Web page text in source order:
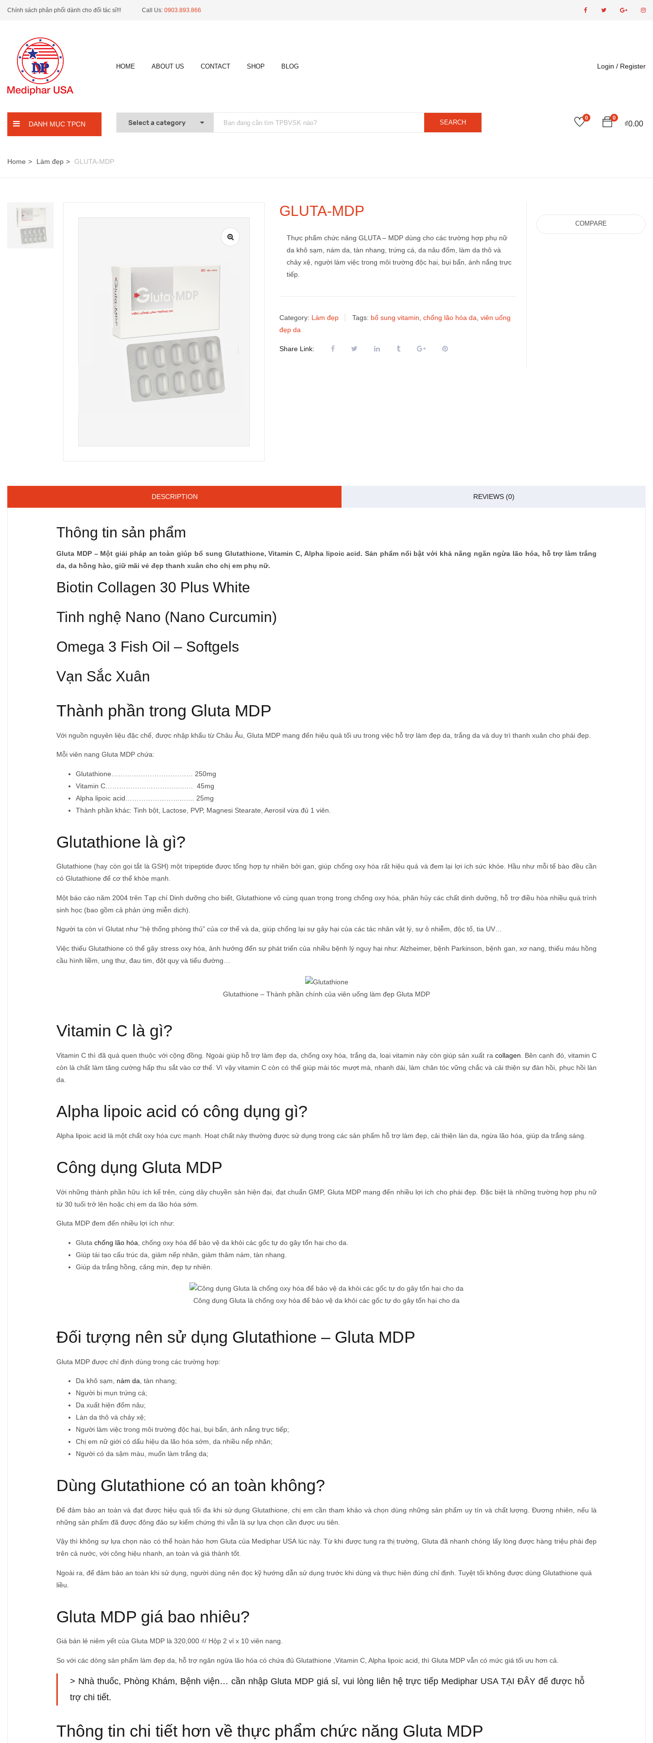
Chính sách phân phối dành cho đối tác sỉ!!! Call Us: 0903.893.866
HOME ABOUT US CONTACT SHOP BLOG Login / Register
DANH MỤC TPCN SEARCH
0
₫0.00
0
Home Làm đẹp GLUTA-MDP
GLUTA-MDP
Thực phẩm chức năng GLUTA – MDP dùng cho các trường hợp phụ nữ
da khô sạm, nám da, tàn nhang, trứng cá, da nâu đốm, làm da thô và
chảy xệ, người làm việc trong môi trường độc hại, bụi bẩn, ánh nắng trực
tiếp.
Category: Làm đẹp Tags: bổ sung vitamin, chống lão hóa da, viên uống
đẹp da
Share Link:
COMPARE
DESCRIPTION REVIEWS (0)
Thông tin sản phẩm
Gluta MDP – Một giải pháp an toàn giúp bổ sung Glutathione, Vitamin C, Alpha lipoic acid. Sản phẩm nổi bật với khả năng ngăn ngừa lão hóa, hỗ trợ làm trắng
da, da hồng hào, giữ mãi vẻ đẹp thanh xuân cho chị em phụ nữ.
Biotin Collagen 30 Plus White
Tinh nghệ Nano (Nano Curcumin)
Omega 3 Fish Oil – Softgels
Vạn Sắc Xuân
Thành phần trong Gluta MDP
Với nguồn nguyên liệu đặc chế, được nhập khẩu từ Châu Âu, Gluta MDP mang đến hiệu quả tối ưu trong việc hỗ trợ làm đẹp da, trắng da và duy trì thanh xuân cho phái đẹp.
Mỗi viên nang Gluta MDP chứa:
Glutathione……………………………… 250mg
Vitamin C……………………………..…. 45mg
Alpha lipoic acid……………………..….. 25mg
Thành phần khác: Tinh bột, Lactose, PVP, Magnesi Stearate, Aerosil vừa đủ 1 viên.
Glutathione là gì?
Glutathione (hay còn gọi tắt là GSH) một tripeptide được tổng hợp tự nhiên bởi gan, giúp chống oxy hóa rất hiệu quả và đem lại lợi ích sức khỏe. Hầu như mỗi tế bào đều cần
có Glutathione để cơ thể khỏe mạnh.
Một báo cáo năm 2004 trên Tạp chí Dinh dưỡng cho biết, Glutathione vô cùng quan trọng trong chống oxy hóa, phân hủy các chất dinh dưỡng, hỗ trợ điều hòa nhiều quá trình
sinh học (bao gồm cả phản ứng miễn dịch).
Người ta còn ví Glutat như “hệ thống phòng thủ” của cơ thể và da, giúp chống lại sự gây hại của các tác nhân vật lý, sự ô nhiễm, độc tố, tia UV…
Việc thiếu Glutathione có thể gây stress oxy hóa, ảnh hưởng đến sự phát triển của nhiều bệnh lý nguy hại như: Alzheimer, bệnh Parkinson, bệnh gan, xơ nang, thiếu máu hồng
cầu hình liềm, ung thư, đau tim, đột quỵ và tiểu đường…
Glutathione – Thành phần chính của viên uống làm đẹp Gluta MDP
Vitamin C là gì?
Vitamin C thì đã quá quen thuộc với cộng đồng. Ngoài giúp hỗ trợ làm đẹp da, chống oxy hóa, trắng da, loại vitamin này còn giúp sản xuất ra collagen . Bên cạnh đó, vitamin C
còn là chất làm tăng cường hấp thu sắt vào cơ thể. Vì vậy vitamin C còn có thể giúp mái tóc mượt mà, nhanh dài, làm chân tóc vững chắc và cải thiện sự đàn hồi, phục hồi làn
da.
Alpha lipoic acid có công dụng gì?
Alpha lipoic acid là một chất oxy hóa cực mạnh. Hoạt chất này thường được sử dụng trong các sản phẩm hỗ trợ làm đẹp, cải thiện làn da, ngừa lão hóa, giúp da trắng sáng.
Công dụng Gluta MDP
Với những thành phần hữu ích kể trên, cùng dây chuyền sản hiện đại, đạt chuẩn GMP, Gluta MDP mang đến nhiều lợi ích cho phái đẹp. Đặc biệt là những trường hợp phụ nữ
từ 30 tuổi trở lên hoặc chị em da lão hóa sớm.
Gluta MDP đem đến nhiều lợi ích như:
Gluta chống lão hóa , chống oxy hóa để bảo vệ da khỏi các gốc tự do gây tổn hại cho da.
Giúp tái tạo cấu trúc da, giảm nếp nhăn, giảm thâm nám, tàn nhang.
Giúp da trắng hồng, căng mịn, đẹp tự nhiên.
Công dụng Gluta là chống oxy hóa để bảo vệ da khỏi các gốc tự do gây tổn hại cho da
Đối tượng nên sử dụng Glutathione – Gluta MDP
Gluta MDP được chỉ định dùng trong các trường hợp:
Da khô sạm, nám da , tàn nhang;
Người bị mụn trứng cá;
Da xuất hiện đốm nâu;
Làn da thô và chảy xệ;
Người làm việc trong môi trường độc hại, bụi bẩn, ánh nắng trực tiếp;
Chị em nữ giới có dấu hiệu da lão hóa sớm, da nhiều nếp nhăn;
Người có da sậm màu, muốn làm trắng da;
Dùng Glutathione có an toàn không?
Để đảm bảo an toàn và đạt được hiệu quả tối đa khi sử dụng Glutathione, chị em cần tham khảo và chọn dùng những sản phẩm uy tín và chất lượng. Đương nhiên, nếu là
những sản phẩm đã được đông đảo sự kiểm chứng thì vẫn là sự lựa chọn cần được ưu tiên.
Vậy thì không sự lựa chọn nào có thể hoàn hảo hơn Gluta của Mediphar USA lúc này. Từ khi được tung ra thị trường, Gluta đã nhanh chóng lấy lòng được hàng triệu phái đẹp
trên cả nước, với công hiệu nhanh, an toàn và giá thành tốt.
Ngoài ra, để đảm bảo an toàn khi sử dụng, người dùng nên đọc kỹ hướng dẫn sử dụng trước khi dùng và thực hiện đúng chỉ định. Tuyệt tối không được dùng Glutathione quá
liều.
Gluta MDP giá bao nhiêu?
Giá bán lẻ niêm yết của Gluta MDP là 320,000 ₫/ Hộp 2 vỉ x 10 viên nang.
So với các dòng sản phẩm làm đẹp da, hỗ trợ ngăn ngừa lão hóa có chứa đủ Glutathione ,Vitamin C, Alpha lipoic acid, thì Gluta MDP vẫn có mức giá tối ưu hơn cả.
> Nhà thuốc, Phòng Khám, Bệnh viện… cần nhập Gluta MDP giá sỉ, vui lòng liên hệ trực tiếp Mediphar USA TẠI ĐÂY để được hỗ
trợ chi tiết.
Thông tin chi tiết hơn về thực phẩm chức năng Gluta MDP